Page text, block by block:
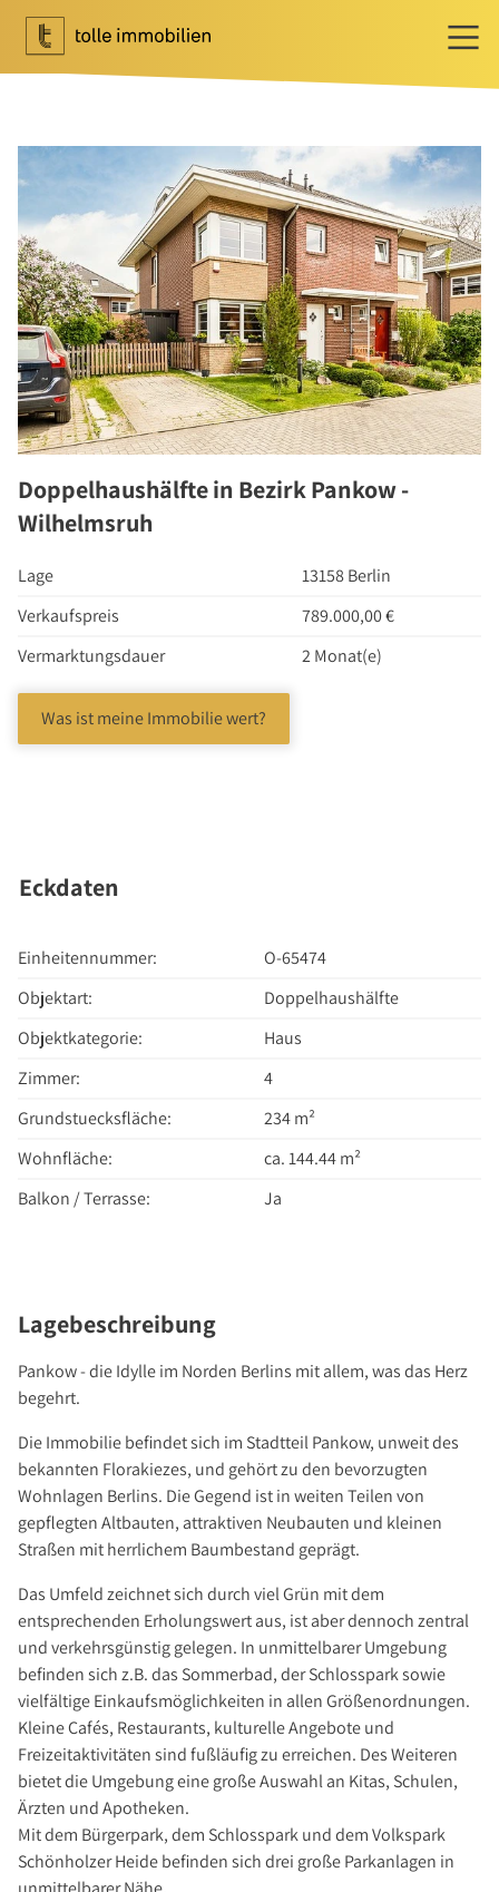
Ihr Makler für Wohnen
Immobilie bewerten
Immobilie verkaufen
Referenzen
Tippgeber
Newsletter Wohnen
Investment
Ihr Makler für Investment
Marktbericht 2025/2026
Investment Suchauftrag
Immobilie kaufen
Immobilienangebote
Immobilienmarkt
Services
News
Ratgeber
Über Uns
Unternehmen
Team
Kundenbewertungen
Stellenangebote
Doppelhaushälfte in Bezirk Pankow -
Wilhelmsruh
Lage
13158 Berlin
Verkaufspreis
789.000,00 €
Vermarktungsdauer
2 Monat(e)
Was ist meine Immobilie wert?
Eckdaten
Einheitennummer:
O-65474
Objektart:
Doppelhaushälfte
Objektkategorie:
Haus
Zimmer:
4
Grundstuecksfläche:
234 m²
Wohnfläche:
ca. 144.44 m²
Balkon / Terrasse:
Ja
Lagebeschreibung
Pankow - die Idylle im Norden Berlins mit allem, was das Herz
begehrt.
Die Immobilie befindet sich im Stadtteil Pankow, unweit des
bekannten Florakiezes, und gehört zu den bevorzugten
Wohnlagen Berlins. Die Gegend ist in weiten Teilen von
gepflegten Altbauten, attraktiven Neubauten und kleinen
Straßen mit herrlichem Baumbestand geprägt.
Das Umfeld zeichnet sich durch viel Grün mit dem
entsprechenden Erholungswert aus, ist aber dennoch zentral
und verkehrsgünstig gelegen. In unmittelbarer Umgebung
befinden sich z.B. das Sommerbad, der Schlosspark sowie
vielfältige Einkaufsmöglichkeiten in allen Größenordnungen.
Kleine Cafés, Restaurants, kulturelle Angebote und
Freizeitaktivitäten sind fußläufig zu erreichen. Des Weiteren
bietet die Umgebung eine große Auswahl an Kitas, Schulen,
Ärzten und Apotheken.
Mit dem Bürgerpark, dem Schlosspark und dem Volkspark
Schönholzer Heide befinden sich drei große Parkanlagen in